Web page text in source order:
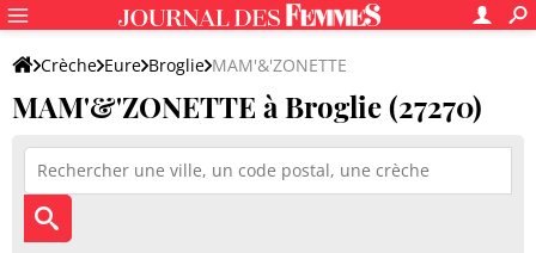
Crèche Eure Broglie MAM'&'ZONETTE
MAM'&'ZONETTE à Broglie (27270)